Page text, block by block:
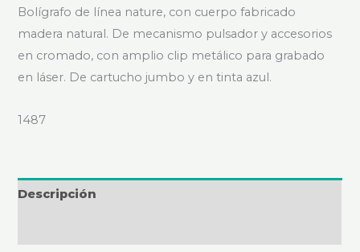
Bolígrafo de línea nature, con cuerpo fabricado
madera natural. De mecanismo pulsador y accesorios
en cromado, con amplio clip metálico para grabado
en láser. De cartucho jumbo y en tinta azul.
1487
Descripción